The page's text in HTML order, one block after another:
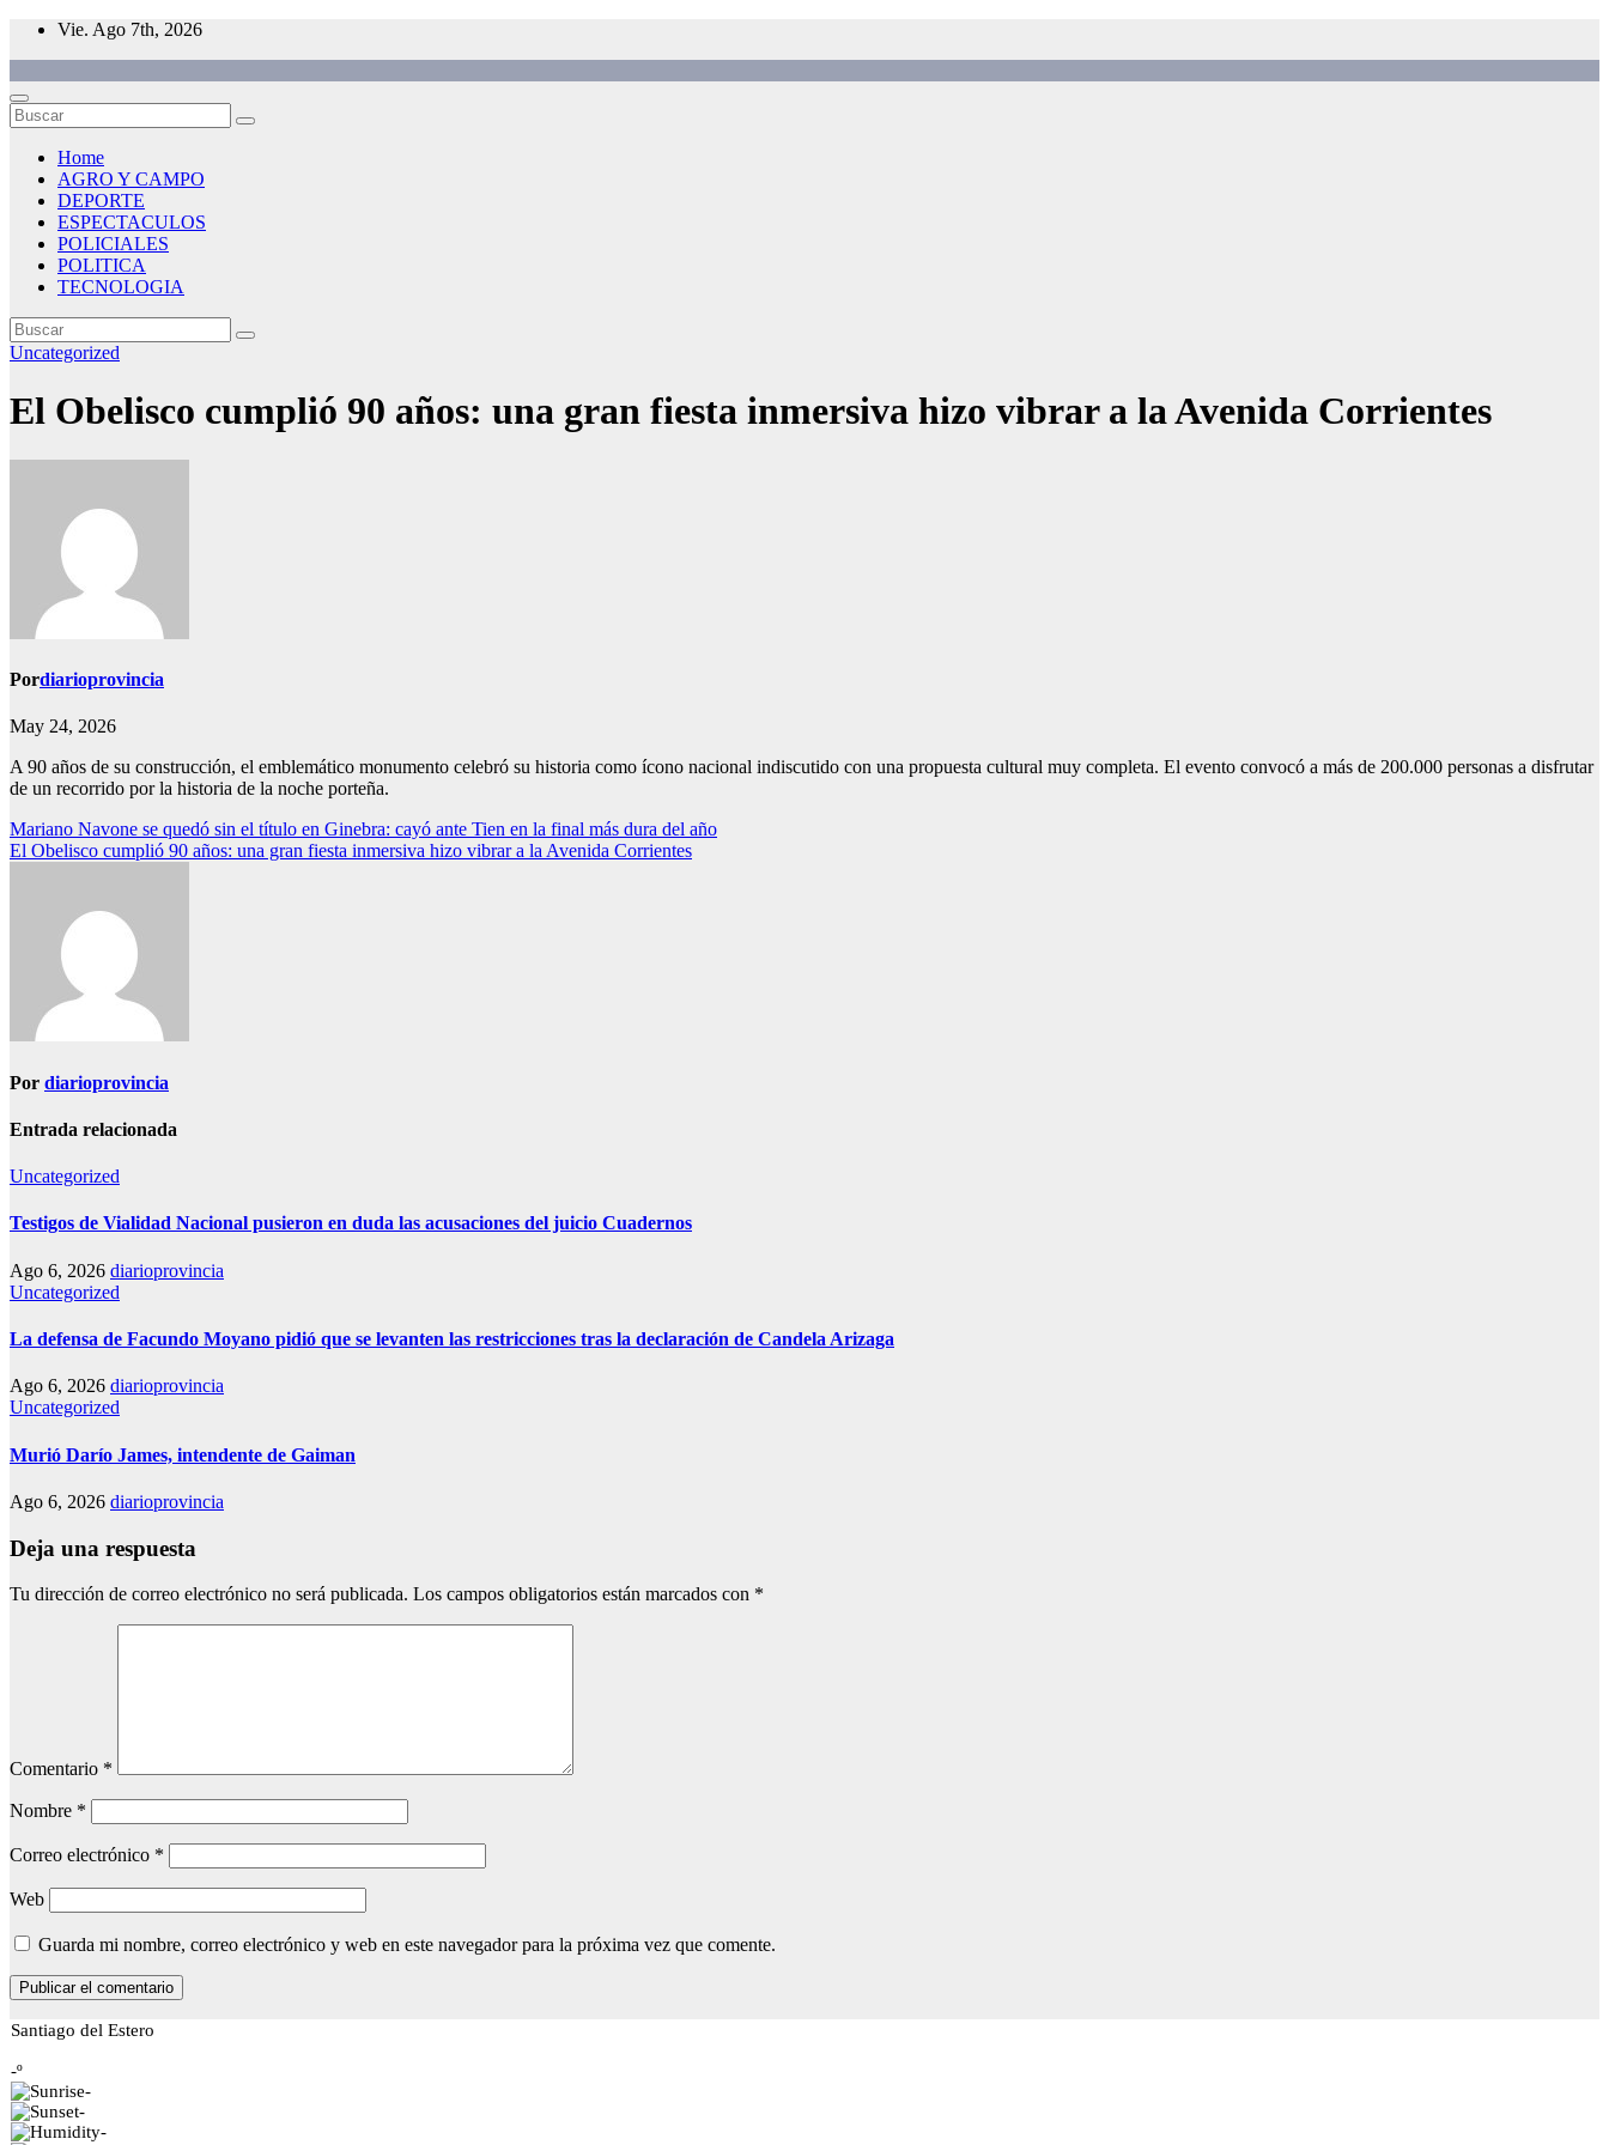
Saltar
Vie. Ago 7th, 2026
Home
AGRO Y CAMPO
DEPORTE
ESPECTACULOS
POLICIALES
POLITICA
TECNOLOGIA
Uncategorized
El Obelisco cumplió 90 años: una gran fiesta inmersiva hizo vibrar a la Avenida Corrientes
Pordiarioprovincia
May 24, 2026
A 90 años de su construcción, el emblemático monumento celebró su historia como ícono nacional indiscutido con una propuesta cultural muy completa. El evento convocó a más de 200.000 personas a disfrutar
de un recorrido por la historia de la noche porteña.
Navegación
de
Mariano Navone se quedó sin el título en Ginebra: cayó ante Tien en la final más dura del año
El Obelisco cumplió 90 años: una gran fiesta inmersiva hizo vibrar a la Avenida Corrientes
Por diarioprovincia
Entrada relacionada
Uncategorized
Testigos de Vialidad Nacional pusieron en duda las acusaciones del juicio Cuadernos
Ago 6, 2026 diarioprovincia
Uncategorized
La defensa de Facundo Moyano pidió que se levanten las restricciones tras la declaración de Candela Arizaga
Ago 6, 2026 diarioprovincia
Uncategorized
Murió Darío James, intendente de Gaiman
Ago 6, 2026 diarioprovincia
Deja una respuesta
Tu dirección de correo electrónico no será publicada. Los campos obligatorios están marcados con *
Comentario *
Nombre *
Correo electrónico *
Web
Guarda mi nombre, correo electrónico y web en este navegador para la próxima vez que comente.
Santiago del Estero
-º
-
-
-